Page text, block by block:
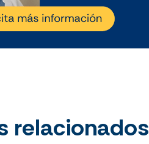
relacionados